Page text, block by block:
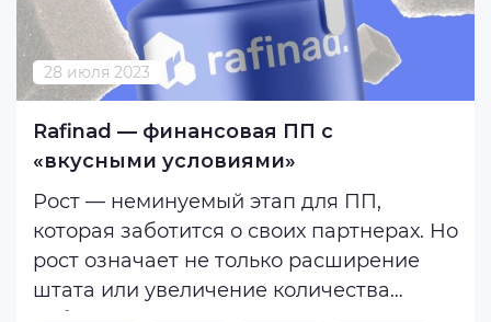
28 июля 2023
Rafinad — финансовая ПП с
«вкусными условиями»
Рост — неминуемый этап для ПП,
которая заботится о своих партнерах. Но
рост означает не только расширение
штата или увеличение количества